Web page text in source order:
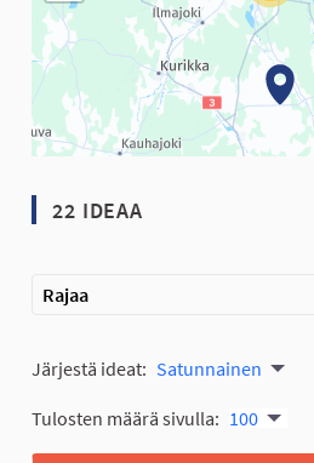
22 IDEAA
Rajaa
Järjestä ideat: Satunnainen
Tulosten määrä sivulla: 100